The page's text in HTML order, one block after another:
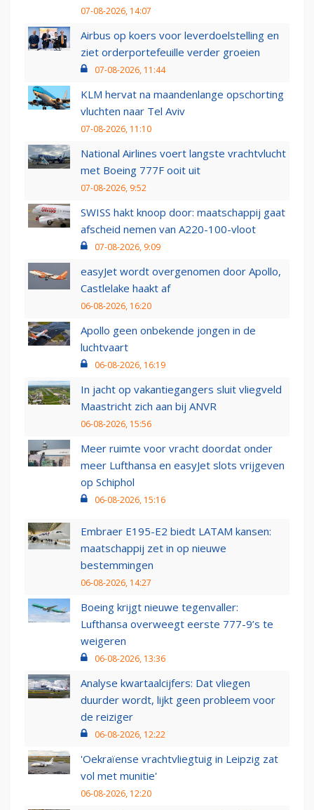
07-08-2026, 14:07
Airbus op koers voor leverdoelstelling en
ziet orderportefeuille verder groeien
07-08-2026, 11:44
KLM hervat na maandenlange opschorting
vluchten naar Tel Aviv
07-08-2026, 11:10
National Airlines voert langste vrachtvlucht
met Boeing 777F ooit uit
07-08-2026, 9:52
SWISS hakt knoop door: maatschappij gaat
afscheid nemen van A220-100-vloot
07-08-2026, 9:09
easyJet wordt overgenomen door Apollo,
Castlelake haakt af
06-08-2026, 16:20
Apollo geen onbekende jongen in de
luchtvaart
06-08-2026, 16:19
In jacht op vakantiegangers sluit vliegveld
Maastricht zich aan bij ANVR
06-08-2026, 15:56
Meer ruimte voor vracht doordat onder
meer Lufthansa en easyJet slots vrijgeven
op Schiphol
06-08-2026, 15:16
Embraer E195-E2 biedt LATAM kansen:
maatschappij zet in op nieuwe
bestemmingen
06-08-2026, 14:27
Boeing krijgt nieuwe tegenvaller:
Lufthansa overweegt eerste 777-9’s te
weigeren
06-08-2026, 13:36
Analyse kwartaalcijfers: Dat vliegen
duurder wordt, lijkt geen probleem voor
de reiziger
06-08-2026, 12:22
'Oekraïense vrachtvliegtuig in Leipzig zat
vol met munitie'
06-08-2026, 12:20